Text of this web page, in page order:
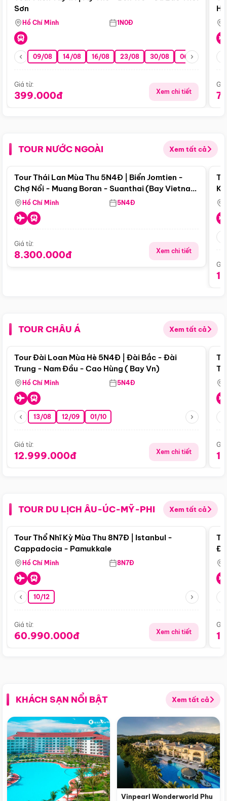
Sơn
Hồ Chí Minh 1N0Đ
09/08 14/08 16/08 23/08 30/08 06/09 13/09
Giá từ:
399.000đ Xem chi tiết
TOUR NƯỚC NGOÀI Xem tất cả
Điểm nổi bật
Tour Thái Lan Mùa Thu 5N4Đ | Biển Jomtien -
Chợ Nổi - Muang Boran - Suanthai (Bay Vietnam
Airlines)
Hồ Chí Minh 5N4Đ
Giá từ:
8.300.000đ Xem chi tiết
TOUR CHÂU Á Xem tất cả
Điểm nổi bật
Tour Đài Loan Mùa Hè 5N4Đ | Đài Bắc - Đài
Trung - Nam Đầu - Cao Hùng ( Bay Vn)
Hồ Chí Minh 5N4Đ
13/08 12/09 01/10
Giá từ:
12.999.000đ Xem chi tiết
TOUR DU LỊCH ÂU-ÚC-MỸ-PHI Xem tất cả
Điểm nổi bật
Tour Thổ Nhĩ Kỳ Mùa Thu 8N7Đ | Istanbul -
Cappadocia - Pamukkale
Hồ Chí Minh 8N7Đ
10/12
Giá từ:
60.990.000đ Xem chi tiết
KHÁCH SẠN NỔI BẬT Xem tất cả
Vinpearl Wonderworld Phu